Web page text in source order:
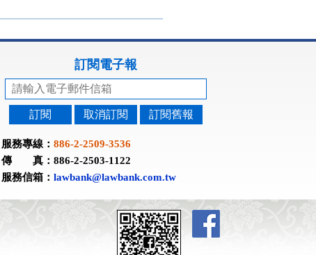
訂閱電子報
訂閱 取消訂閱 訂閱舊報
服務專線： 886-2-2509-3536
傳 真：886-2-2503-1122
服務信箱： lawbank@lawbank.com.tw